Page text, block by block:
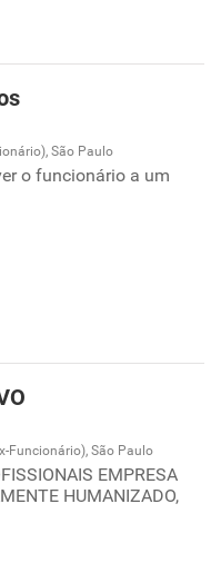
São Paulo
o funcionário a um
Funcionário), São Paulo
EMPRESA
HUMANIZADO,